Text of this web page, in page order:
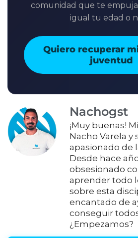
comunidad que te empuja
igual tu edad o
Quiero recuperar
juventud
Nachogst
¡Muy buenas!
Nacho Varela y
apasionado de
Desde hace
obsesionado
aprender todo
sobre esta
encantado de
conseguir
¿Empezamos?